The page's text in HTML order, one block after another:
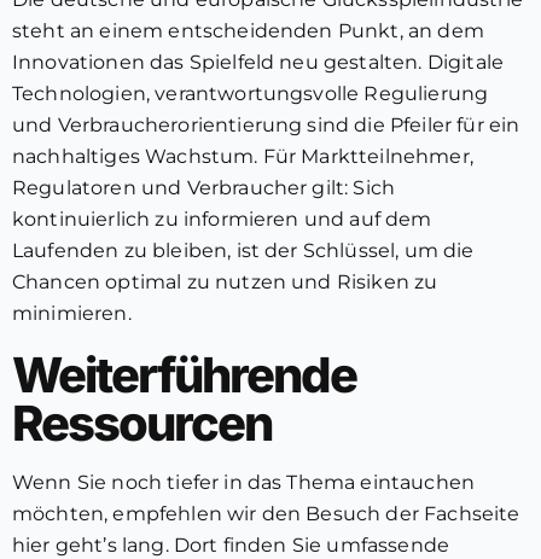
steht an einem entscheidenden Punkt, an dem
Innovationen das Spielfeld neu gestalten. Digitale
Technologien, verantwortungsvolle Regulierung
und Verbraucherorientierung sind die Pfeiler für ein
nachhaltiges Wachstum. Für Marktteilnehmer,
Regulatoren und Verbraucher gilt: Sich
kontinuierlich zu informieren und auf dem
Laufenden zu bleiben, ist der Schlüssel, um die
Chancen optimal zu nutzen und Risiken zu
minimieren.
Weiterführende
Ressourcen
Wenn Sie noch tiefer in das Thema eintauchen
möchten, empfehlen wir den Besuch der Fachseite
hier geht’s lang. Dort finden Sie umfassende